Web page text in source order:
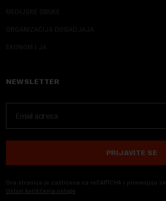
MEDIJSKE OBUKE
ORGANIZACIJA DOGADJAJA
EKONOM I JA
NEWSLETTER
PRIJAVITE SE
Ova stranica je zaštićena sa reCAPTCHA i primenjuju se
Uslovi korišćenja usluge